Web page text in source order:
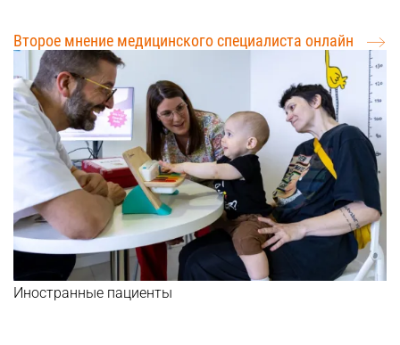
Второе мнение медицинского специалиста онлайн
Иностранные пациенты